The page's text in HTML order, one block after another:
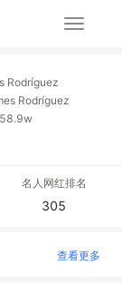
展
Rodríguez
Rodríguez
名人网红排名
305
查看更多